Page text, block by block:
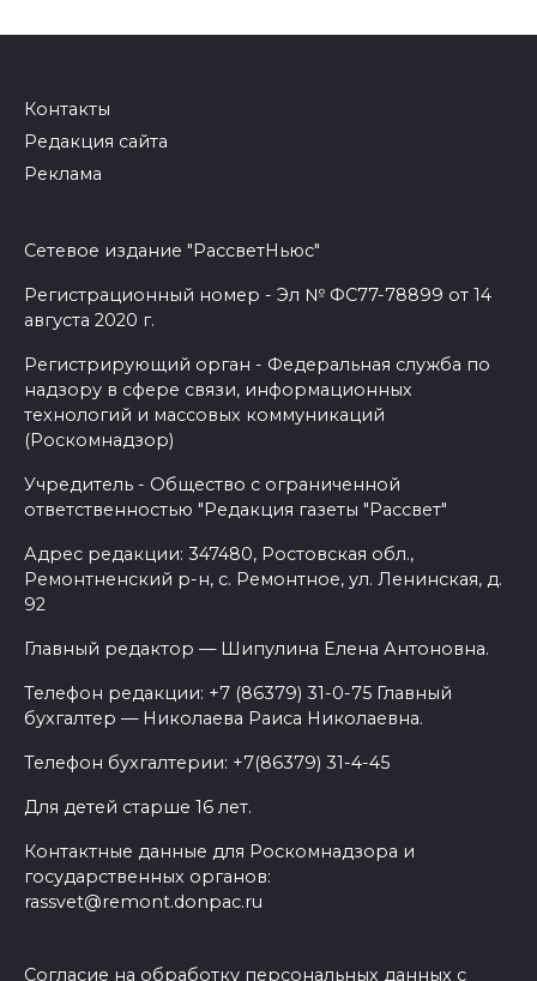
Контакты
Редакция сайта
Реклама
Сетевое издание "РассветНьюс"
Регистрационный номер - Эл № ФС77-78899 от 14
августа 2020 г.
Регистрирующий орган - Федеральная служба по
надзору в сфере связи, информационных
технологий и массовых коммуникаций
(Роскомнадзор)
Учредитель - Общество с ограниченной
ответственностью "Редакция газеты "Рассвет"
Адрес редакции: 347480, Ростовская обл.,
Ремонтненский р-н, с. Ремонтное, ул. Ленинская, д.
92
Главный редактор — Шипулина Елена Антоновна.
Телефон редакции: +7 (86379) 31-0-75 Главный
бухгалтер — Николаева Раиса Николаевна.
Телефон бухгалтерии: +7(86379) 31-4-45
Для детей старше 16 лет.
Контактные данные для Роскомнадзора и
государственных органов:
rassvet@remont.donpac.ru
Согласие на обработку персональных данных с